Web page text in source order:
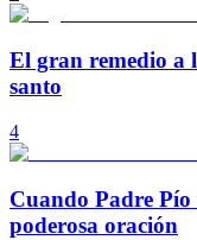
El gran remedio a
santo
4
Cuando Padre Pío
poderosa oración